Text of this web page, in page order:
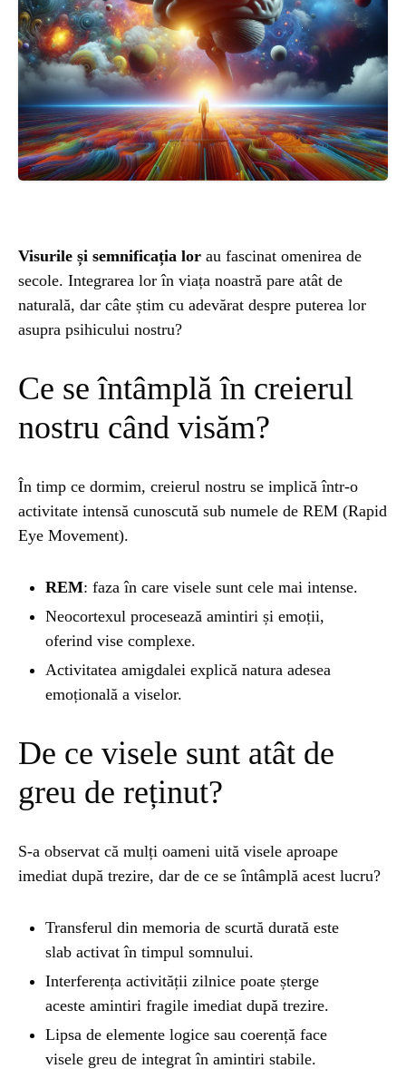
Visurile și semnificația lor au fascinat omenirea de
secole. Integrarea lor în viața noastră pare atât de
naturală, dar câte știm cu adevărat despre puterea lor
asupra psihicului nostru?
Ce se întâmplă în creierul
nostru când visăm?
În timp ce dormim, creierul nostru se implică într-o
activitate intensă cunoscută sub numele de REM (Rapid
Eye Movement).
REM: faza în care visele sunt cele mai intense.
Neocortexul procesează amintiri și emoții,
oferind vise complexe.
Activitatea amigdalei explică natura adesea
emoțională a viselor.
De ce visele sunt atât de
greu de reținut?
S-a observat că mulți oameni uită visele aproape
imediat după trezire, dar de ce se întâmplă acest lucru?
Transferul din memoria de scurtă durată este
slab activat în timpul somnului.
Interferența activității zilnice poate șterge
aceste amintiri fragile imediat după trezire.
Lipsa de elemente logice sau coerență face
visele greu de integrat în amintiri stabile.
STIRI
ȘTIINȚA
ANIMALE
INSTALEAZ
APLICATIA
POPULAR
ȘTIINȚA
BLOG 2 years ago
Seriale turcesti:Top 5 cele mai bune seriale
Espressor paduri Senseo blocat?Afla cum îl
Ai simțit vreodată deja-vu? Află de ce se
întâmplă